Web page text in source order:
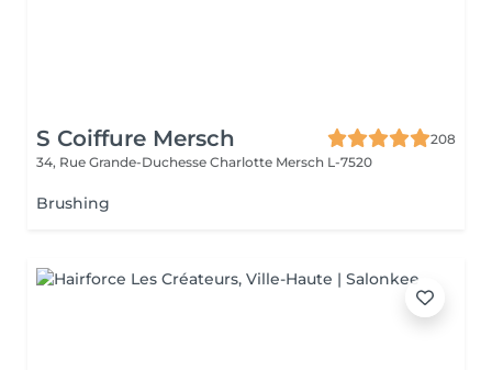
S Coiffure Mersch
208
34, Rue Grande-Duchesse Charlotte Mersch L-7520
Brushing